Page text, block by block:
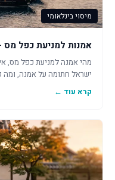
מיסוי בינלאומי
אמנות למניעת כפל מס
מהי אמנה למניעת כפל מס,
ישראל חתומה על אמנה, ומה
קרא עוד ←